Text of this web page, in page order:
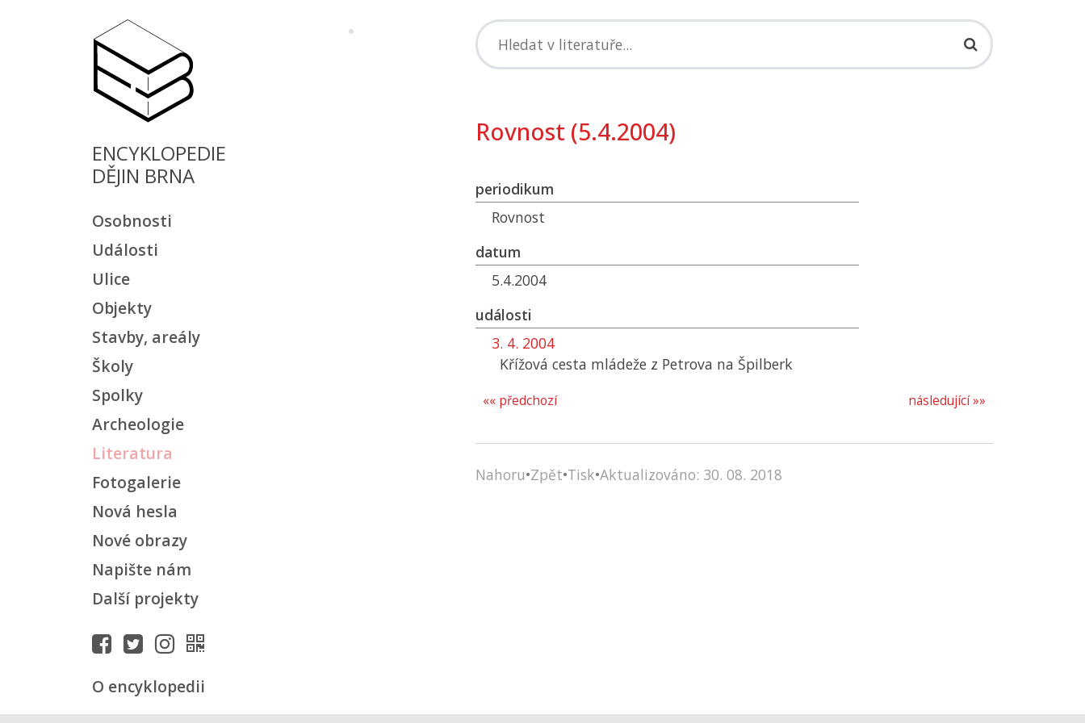
ENCYKLOPEDIE
DĚJIN BRNA
Osobnosti
Události
Ulice
Objekty
Stavby, areály
Školy
Spolky
Archeologie
Literatura
Fotogalerie
Nová hesla
Nové obrazy
Napište nám
Další projekty
O encyklopedii
Rovnost (5.4.2004)
periodikum
Rovnost
datum
5.4.2004
události
3. 4. 2004
Křížová cesta mládeže z Petrova na Špilberk
následující »»
«« předchozí
Nahoru•Zpět•Tisk•Aktualizováno: 30. 08. 2018